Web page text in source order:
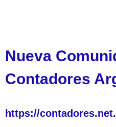
Nueva
Contadores
https://